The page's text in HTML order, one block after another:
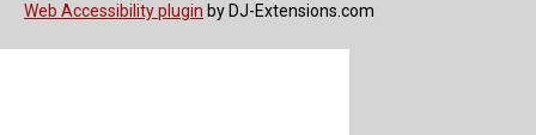
Web Accessibility plugin by DJ-Extensions.com